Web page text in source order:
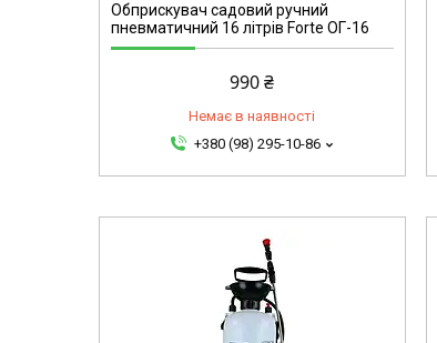
Обприскувач садовий ручний
пневматичний 16 літрів Forte ОГ-16
990 ₴
Немає в наявності
+380 (98) 295-10-86